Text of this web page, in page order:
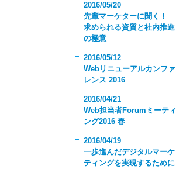
2016/05/20
先輩マーケターに聞く！
求められる資質と社内推進
の極意
2016/05/12
Webリニューアルカンファ
レンス 2016
2016/04/21
Web担当者Forumミーティ
ング2016 春
2016/04/19
一歩進んだデジタルマーケ
ティングを実現するために